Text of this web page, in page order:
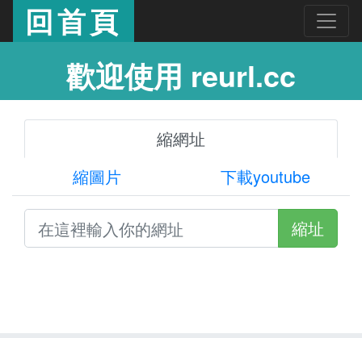
回首頁
歡迎使用 reurl.cc
縮網址
縮圖片
下載youtube
縮址